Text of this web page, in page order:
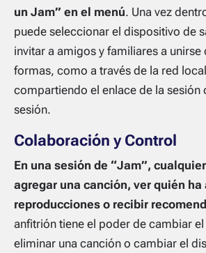
un Jam” en el menú. Una vez
puede seleccionar el dispositivo de
invitar a amigos y familiares a unirse
formas, como a través de la red
compartiendo el enlace de la sesión
sesión.
Colaboración y Control
En una sesión de “Jam”,
agregar una canción, ver quién
reproducciones o recibir
anfitrión tiene el poder de cambiar
eliminar una canción o cambiar el